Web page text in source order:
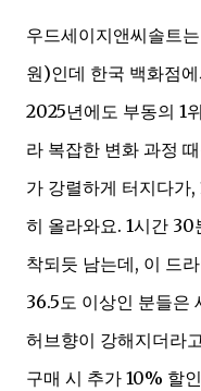
우드세이지앤씨솔트
원)인데 한국 백화점
2025년에도 부동의 1
라 복잡한 변화 과정
가 강렬하게 터지다가
히 올라와요. 1시간
착되듯 남는데, 이 드
36.5도 이상인 분들은
허브향이 강해지더라
구매 시 추가 10% 할